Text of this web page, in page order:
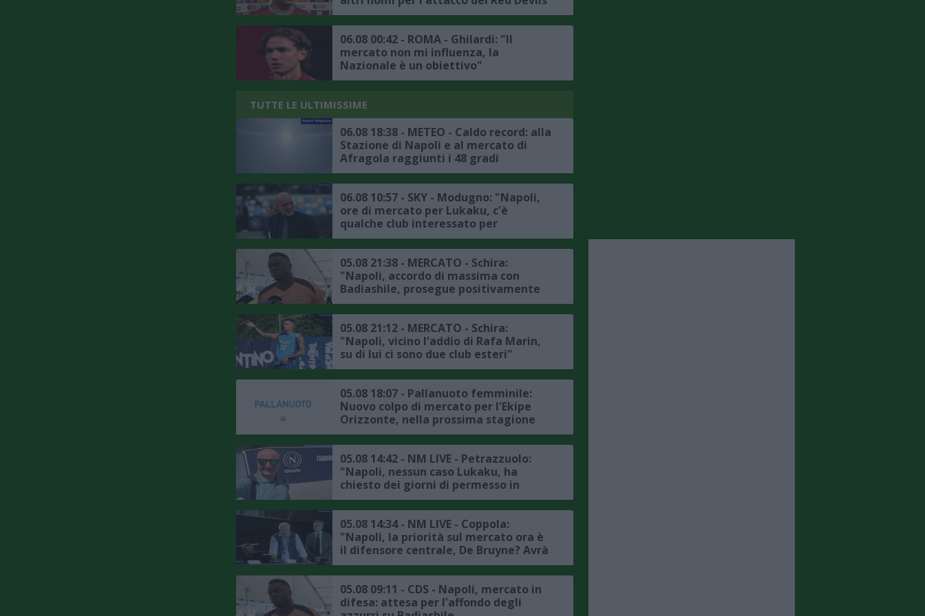
06.08 00:42 - ROMA - Ghilardi: "Il
mercato non mi influenza, la
Nazionale è un obiettivo"
TUTTE LE ULTIMISSIME
06.08 18:38 - METEO - Caldo record: alla
Stazione di Napoli e al mercato di
Afragola raggiunti i 48 gradi
06.08 10:57 - SKY - Modugno: "Napoli,
ore di mercato per Lukaku, c'è
qualche club interessato per
l'attaccante belga, l'Atlanta non è in
pole"
05.08 21:38 - MERCATO - Schira:
"Napoli, accordo di massima con
Badiashile, prosegue positivamente
la trattativa con il Chelsea, ecco i
dettagli"
05.08 21:12 - MERCATO - Schira:
"Napoli, vicino l'addio di Rafa Marin,
su di lui ci sono due club esteri"
05.08 18:07 - Pallanuoto femminile:
Nuovo colpo di mercato per l'Ekipe
Orizzonte, nella prossima stagione
Lavinia Papi indosserà la calottina
rossazzurra
05.08 14:42 - NM LIVE - Petrazzuolo:
"Napoli, nessun caso Lukaku, ha
chiesto dei giorni di permesso in
accordo con la società, il punto sul
mercato"
05.08 14:34 - NM LIVE - Coppola:
"Napoli, la priorità sul mercato ora è
il difensore centrale, De Bruyne? Avrà
avuto delle rassicurazioni da Allegri"
05.08 09:11 - CDS - Napoli, mercato in
difesa: attesa per l'affondo degli